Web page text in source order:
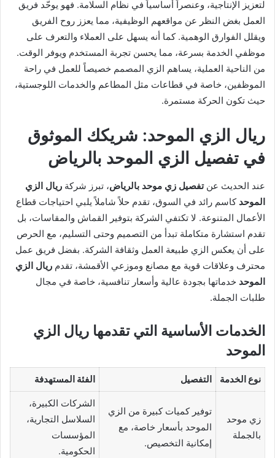
لتعزيز الإنتاجية، وعنصراً أساسياً في نظام السلامة. فهو يوحّد فريق
العمل بغض النظر عن مواقعهم الوظيفية، مما يعزز روح الفريق
ويقلل الفوارق الوهمية. كما أنه يسهل على العملاء والتعرف على
موظفي الخدمة بسرعة، مما يحسن تجربة المستخدم ويوفر الوقت.
من الناحية العملية، يساهم الزي المصمم خصيصاً للعمل في راحة
الموظفين، خاصة في قطاعات مثل المطاعم والخدمات اللوجستية،
حيث تكون الحركة مستمرة.
ريال الزي الموحد: شريكك الموثوق
في تفصيل الزي الموحد بالرياض
عند الحديث عنتفصيل زي موحد بالرياض، تبرز شركة ريال الزي
الموحد كاسم رائد في السوق، تقدم حلاً شاملاً يلبي احتياجات قطاع
الأعمال المتنوعة. لا تكتفي الشركة بتوفير القماش والمقاسات، بل
تقدم استشارة متكاملة تبدأ من التصميم وحتى التسليم، مع الحرص
على أن يعكس الزي طبيعة العمل وثقافة الشركة. بفضل فريق عمل
محترف وعلاقات قوية مع مصانع وموزعي الأقمشة، تقدم ريال الزي
الموحد خدماتها بجودة عالية وأسعار تنافسية، خاصة في مجال
طلبات الجملة.
الخدمات الأساسية التي تقدمها ريال الزي
الموحد
نوع الخدمة التفصيل الفئة المستهدفة
زي موحد
بالجملة
توفير كميات كبيرة من الزي
الموحد بأسعار خاصة، مع
إمكانية التخصيص.
الشركات الكبيرة،
السلاسل التجارية،
المؤسسات
الحكومية.